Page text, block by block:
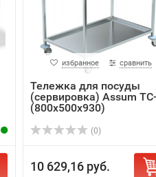
избранное сравнить
Тележка для посуды
(сервировка) Assum
(800х500х930)
(0)
10 629,16 руб.